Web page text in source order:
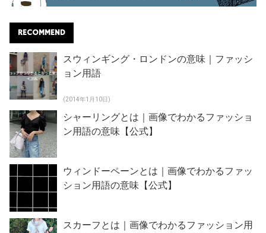
RECOMMEND
スウィンギング・ロンドンの意味｜ファッシ
ョン用語
(2014年1月10日)
シャーリングとは｜画像でわかるファッショ
ン用語の意味【公式】
ウィンドーペーンとは｜画像でわかるファッ
ション用語の意味【公式】
スカーフとは｜画像でわかるファッション用